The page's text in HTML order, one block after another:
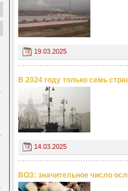
19.03.2025
В 2024 году только семь
14.03.2025
ВОЗ: значительное число